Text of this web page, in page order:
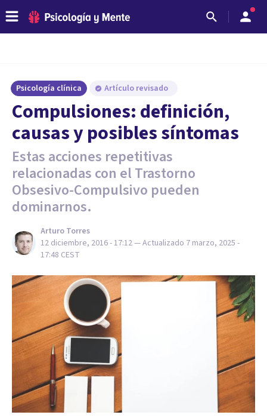
Psicología clínica Artículo revisado
Compulsiones: definición,
causas y posibles síntomas
Estas acciones repetitivas
relacionadas con el Trastorno
Obsesivo-Compulsivo pueden
dominarnos.
Arturo Torres
12 diciembre, 2016 - 17:12— Actualizado 7 marzo, 2025 -
17:48 CEST